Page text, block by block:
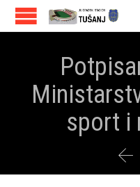
sport i
